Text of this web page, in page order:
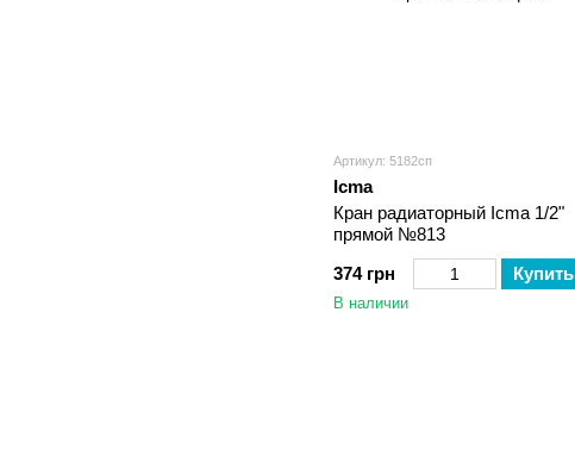
Артикул: 5182сп
Icma
Кран радиаторный Icma 1/2"
прямой №813
374 грн
Купить
В наличии